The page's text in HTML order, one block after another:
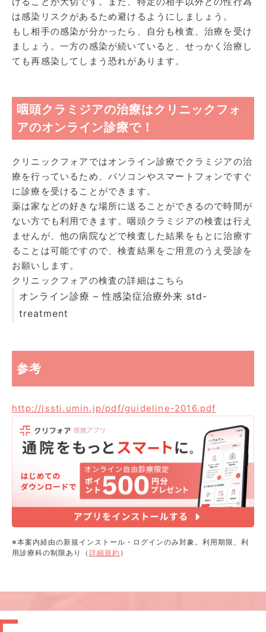
は感染リスクがあるため避けるようにしましょう。
もし相手の感染が分かったら、自分も検査、治療を受け
ましょう。一方の感染が続いていると、せっかく治療し
ても再感染してしまう恐れがあります。
咽頭クラミジアの治療はクリニックフォ
アのオンライン診療で！
クリニックフォアではオンライン診療でクラミジアの治
療を行っているため、パソコンやスマートフォンですぐ
に診療を受けることができます。
薬は家などの好きな場所に送ることができるので時間が
ない方でも利用できます。咽頭クラミジアの検査は行え
ませんが、他の病院などで検査した結果をもとに治療す
ることは可能ですので、検査結果をご用意のうえ受診を
お願いします。
クリニックフォアの検査の詳細はこちら
オンライン診療 – 性感染症治療外来 std-
treatment
参考
http://jssti.umin.jp/pdf/guideline-2016.pdf
※本案内経由の新規インストール・ログインのみ対象。利用期限、利
用診療科の制限あり（ 詳細規約 ）